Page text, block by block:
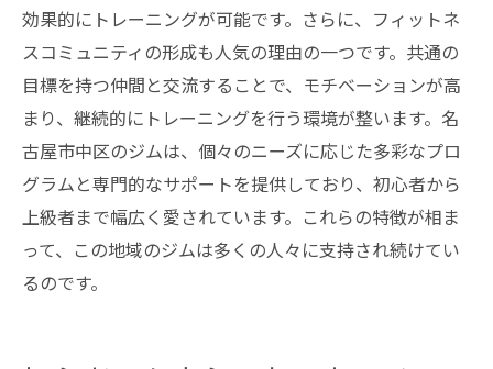
効果的にトレーニングが可能です。さらに、フィットネ
スコミュニティの形成も人気の理由の一つです。共通の
目標を持つ仲間と交流することで、モチベーションが高
まり、継続的にトレーニングを行う環境が整います。名
古屋市中区のジムは、個々のニーズに応じた多彩なプロ
グラムと専門的なサポートを提供しており、初心者から
上級者まで幅広く愛されています。これらの特徴が相ま
って、この地域のジムは多くの人々に支持され続けてい
るのです。